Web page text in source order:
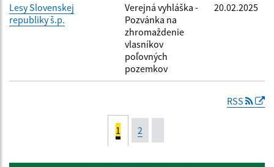
Lesy Slovenskej
republiky š.p.
Verejná vyhláška -
Pozvánka na
zhromaždenie
vlasníkov
poľovných
pozemkov
20.02.2025
RSS
1 2